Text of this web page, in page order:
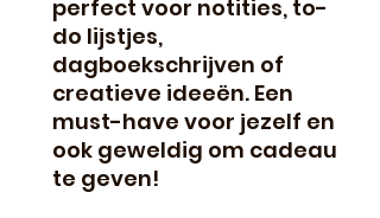
perfect voor notities, to-
do lijstjes,
dagboekschrijven of
creatieve ideeën. Een
must-have voor jezelf en
ook geweldig om cadeau
te geven!